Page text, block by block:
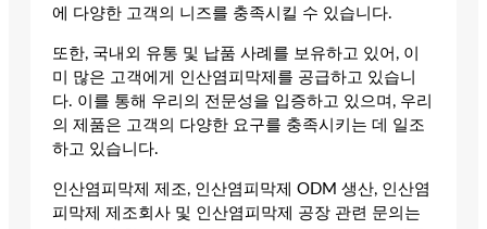
에 다양한 고객의 니즈를 충족시킬 수 있습니다.
또한, 국내외 유통 및 납품 사례를 보유하고 있어, 이
미 많은 고객에게 인산염피막제를 공급하고 있습니
다. 이를 통해 우리의 전문성을 입증하고 있으며, 우리
의 제품은 고객의 다양한 요구를 충족시키는 데 일조
하고 있습니다.
인산염피막제 제조, 인산염피막제 ODM 생산, 인산염
피막제 제조회사 및 인산염피막제 공장 관련 문의는